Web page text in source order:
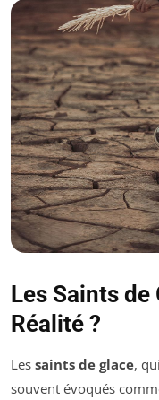
Les Saints de
Réalité ?
Les saints de glace,
souvent évoqués